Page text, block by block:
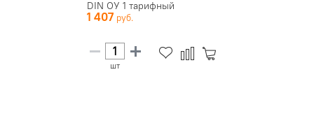
DIN ОУ 1 тарифный
1 407
шт